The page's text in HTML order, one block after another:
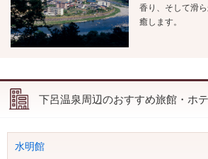
香り、そして滑
癒します。
下呂温泉周辺のおすすめ旅館・ホ
水明館